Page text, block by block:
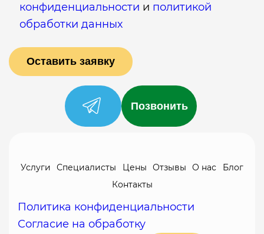
конфиденциальности и политикой
обработки данных
Позвонить
Услуги Специалисты Цены Отзывы О нас
Блог
Контакты
Политика конфиденциальности
Согласие на обработку